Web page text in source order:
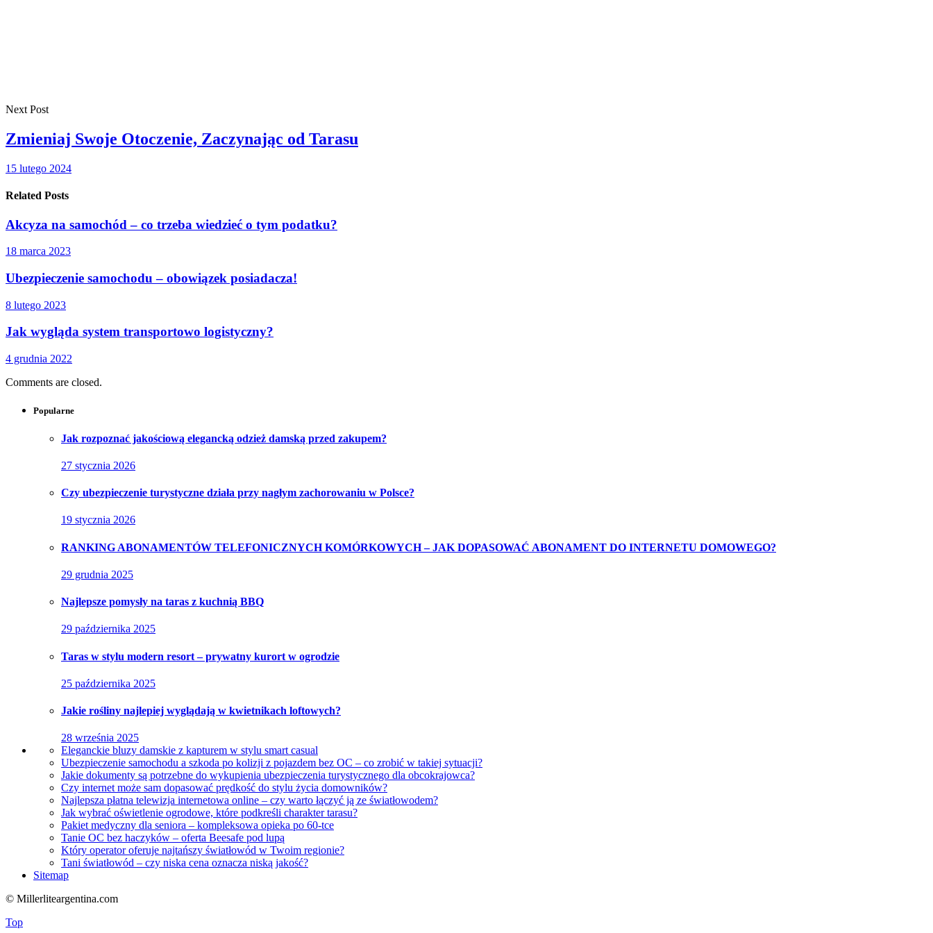
Next Post
Zmieniaj Swoje Otoczenie, Zaczynając od Tarasu
15 lutego 2024
Related Posts
Akcyza na samochód – co trzeba wiedzieć o tym podatku?
18 marca 2023
Ubezpieczenie samochodu – obowiązek posiadacza!
8 lutego 2023
Jak wygląda system transportowo logistyczny?
4 grudnia 2022
Comments are closed.
Popularne
Jak rozpoznać jakościową elegancką odzież damską przed zakupem?
27 stycznia 2026
Czy ubezpieczenie turystyczne działa przy nagłym zachorowaniu w Polsce?
19 stycznia 2026
RANKING ABONAMENTÓW TELEFONICZNYCH KOMÓRKOWYCH – JAK DOPASOWAĆ ABONAMENT DO INTERNETU DOMOWEGO?
29 grudnia 2025
Najlepsze pomysły na taras z kuchnią BBQ
29 października 2025
Taras w stylu modern resort – prywatny kurort w ogrodzie
25 października 2025
Jakie rośliny najlepiej wyglądają w kwietnikach loftowych?
28 września 2025
Eleganckie bluzy damskie z kapturem w stylu smart casual
Ubezpieczenie samochodu a szkoda po kolizji z pojazdem bez OC – co zrobić w takiej sytuacji?
Jakie dokumenty są potrzebne do wykupienia ubezpieczenia turystycznego dla obcokrajowca?
Czy internet może sam dopasować prędkość do stylu życia domowników?
Najlepsza płatna telewizja internetowa online – czy warto łączyć ją ze światłowodem?
Jak wybrać oświetlenie ogrodowe, które podkreśli charakter tarasu?
Pakiet medyczny dla seniora – kompleksowa opieka po 60-tce
Tanie OC bez haczyków – oferta Beesafe pod lupą
Który operator oferuje najtańszy światłowód w Twoim regionie?
Tani światłowód – czy niska cena oznacza niską jakość?
Sitemap
© Millerliteargentina.com
Top